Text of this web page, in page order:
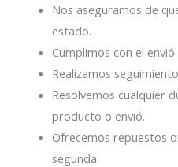
Nos aseguramos de
estado.
Cumplimos con el
Realizamos
Resolvemos cualquier
producto o envió.
Ofrecemos repuestos
segunda.